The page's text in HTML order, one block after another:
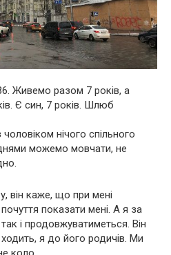
Живемо разом 7 років, а
Є син, 7 років. Шлюб
нічого спільного
можемо мовчати, не
він каже, що при мені
показати мені. А я за
і продовжуватиметься. Він
ходить, я до його родичів. Ми